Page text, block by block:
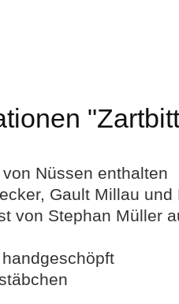
Nüssen enthalten
Gault Millau
von Stephan Müller